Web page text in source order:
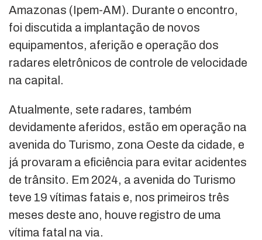
Amazonas (Ipem-AM). Durante o encontro,
foi discutida a implantação de novos
equipamentos, aferição e operação dos
radares eletrônicos de controle de velocidade
na capital.
Atualmente, sete radares, também
devidamente aferidos, estão em operação na
avenida do Turismo, zona Oeste da cidade, e
já provaram a eficiência para evitar acidentes
de trânsito. Em 2024, a avenida do Turismo
teve 19 vítimas fatais e, nos primeiros três
meses deste ano, houve registro de uma
vítima fatal na via.